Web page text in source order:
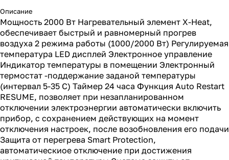
Описание
Мощность 2000 Вт Нагревательный элемент X-Heat,
обеспечивает быстрый и равномерный прогрев
воздуха 2 режима работы (1000/2000 Вт) Регулируемая
температура LED дисплей Электронное управление
Индикатор температуры в помещении Электронный
термостат -поддержание заданой температуры
(интервал 5-35 С) Таймер 24 часа Функция Auto Restart
RESUME, позволяет при незапланированном
отключении электроэнергии автоматически включить
прибор, с сохранением действующих на момент
отключения настроек, после возобновления его подачи
Защита от перегрева Smart Protection,
автоматическиое отключение при достижения